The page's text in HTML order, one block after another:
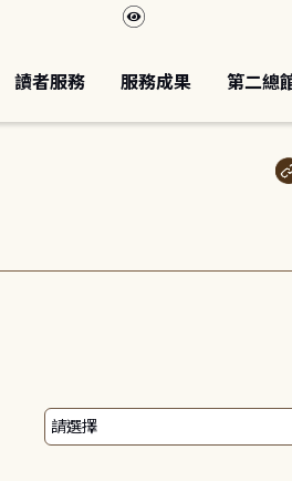
讀者服務 服務成果 第二總